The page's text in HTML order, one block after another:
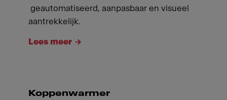
geautomatiseerd, aanpasbaar en visueel
aantrekkelijk.
Lees meer
Koppenwarmer